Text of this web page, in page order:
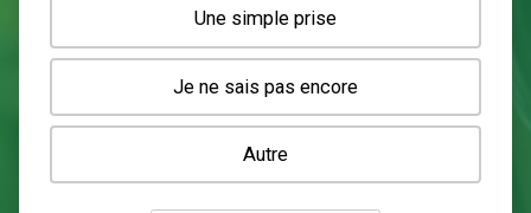
Une wallbox en monophasé (7kW)
Une prise renforcée (type greenup)